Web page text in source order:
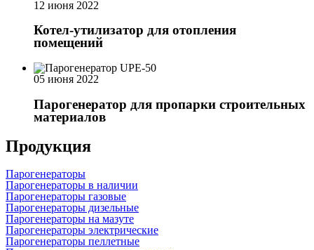
12 июня 2022
Котел-утилизатор для отопления
помещений
05 июня 2022
Парогенератор для пропарки строительных
материалов
Продукция
Парогенераторы
Парогенераторы в наличии
Парогенераторы газовые
Парогенераторы дизельные
Парогенераторы на мазуте
Парогенераторы электрические
Парогенераторы пеллетные